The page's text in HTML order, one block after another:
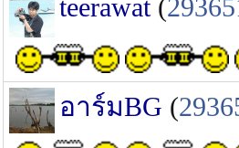
teerawat(
อาร์มBG (